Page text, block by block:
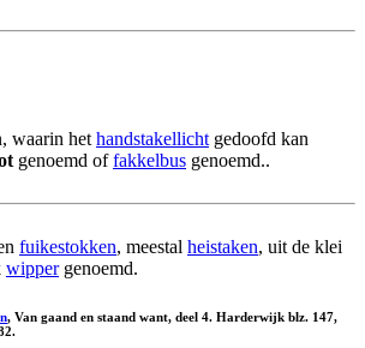
waarin het handstakellicht gedoofd kan
genoemd offakkelbus genoemd..
fuikestokken, meestal heistaken, uit de klei
wippergenoemd.
, Van gaand en staand want, deel 4. Harderwijk blz. 147,